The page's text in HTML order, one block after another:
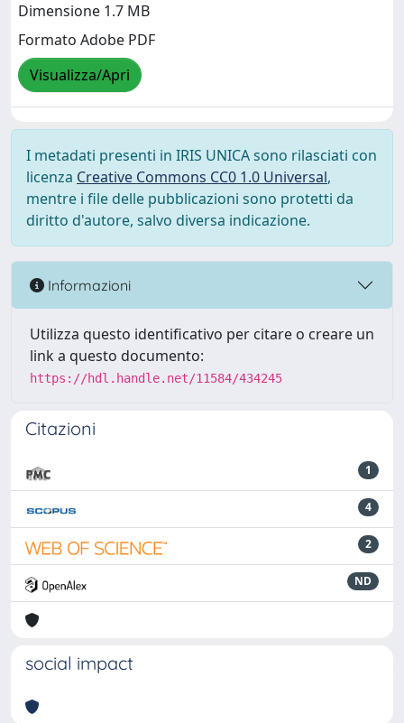
Dimensione 1.7 MB
Formato Adobe PDF
Visualizza/Apri
I metadati presenti in IRIS UNICA sono rilasciati con
licenza Creative Commons CC0 1.0 Universal,
mentre i file delle pubblicazioni sono protetti da
diritto d'autore, salvo diversa indicazione.
Informazioni
Utilizza questo identificativo per citare o creare un
link a questo documento:
https://hdl.handle.net/11584/434245
Citazioni
1
4
2
ND
social impact